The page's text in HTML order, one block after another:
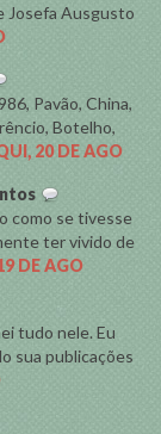
Josefa Ausgusto
Pavão, China,
Botelho,
20 DE AGO
como se tivesse
ter vivido de
DE AGO
tudo nele. Eu
sua publicações